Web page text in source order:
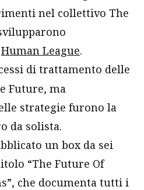
nel collettivo The
Human League.
di trattamento delle
Future, ma
strategie furono la
da solista.
un box da sei
“The Future Of
che documenta tutti i